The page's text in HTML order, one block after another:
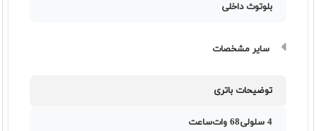
بلوتوث داخلی
سایر مشخصات
توضیحات باتری
4 سلولی68 وات‌ساعت